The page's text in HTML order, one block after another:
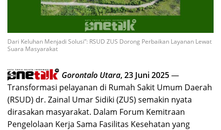
Dari Keluhan Menjadi Solusi”: RSUD ZUS Dorong Perbaikan Layanan Lewat
Suara Masyarakat
Gorontalo Utara, 23 Juni 2025—
Transformasi pelayanan di Rumah Sakit Umum Daerah
(RSUD) dr. Zainal Umar Sidiki (ZUS) semakin nyata
dirasakan masyarakat. Dalam Forum Kemitraan
Pengelolaan Kerja Sama Fasilitas Kesehatan yang